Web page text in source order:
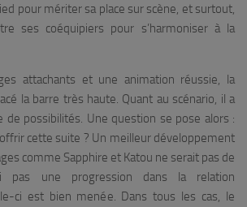
pour mériter sa place sur scène, et surtout,
ses coéquipiers pour s’harmoniser à la
attachants et une animation réussie, la
la barre très haute. Quant au scénario, il a
de possibilités. Une question se pose alors :
cette suite ? Un meilleur développement
comme Sapphire et Katou ne serait pas de
pas une progression dans la relation
ci est bien menée. Dans tous les cas, le